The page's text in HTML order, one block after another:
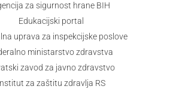
za sigurnost hrane BIH
Edukacijski portal
uprava za inspekcijske poslove
ministarstvo zdravstva
zavod za javno zdravstvo
za zaštitu zdravlja RS